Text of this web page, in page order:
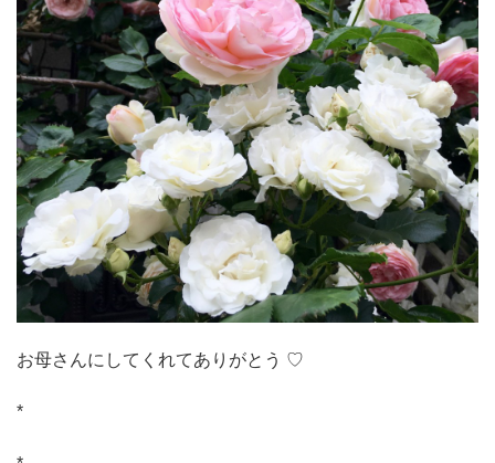
お母さんにしてくれてありがとう ♡
*